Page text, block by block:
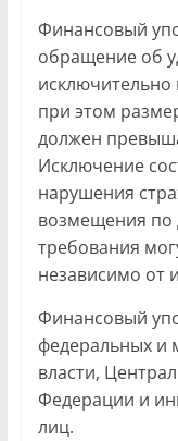
Финансовый
обращение об
исключительно
при этом
должен
Исключение
нарушения
возмещения по
требования
независимо от
Финансовый
федеральных и
власти,
Федерации и
лиц.